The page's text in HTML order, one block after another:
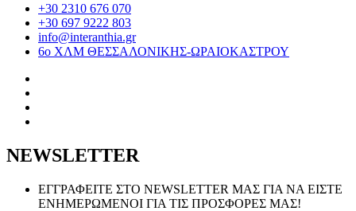
+30 2310 676 070
+30 697 9222 803
info@interanthia.gr
6ο ΧΛΜ ΘΕΣΣΑΛΟΝΙΚΗΣ-ΩΡΑΙΟΚΑΣΤΡΟΥ
NEWSLETTER
ΕΓΓΡΑΦΕΙΤΕ ΣΤΟ NEWSLETTER ΜΑΣ ΓΙΑ ΝΑ ΕΙΣΤΕ
ΕΝΗΜΕΡΩΜΕΝΟΙ ΓΙΑ ΤΙΣ ΠΡΟΣΦΟΡΕΣ ΜΑΣ!